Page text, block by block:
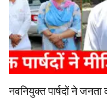
भाजपा नेत्री का आरोप,